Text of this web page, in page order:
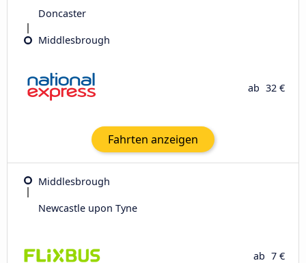
Doncaster
Middlesbrough
ab 32 €
Fahrten anzeigen
Middlesbrough
Newcastle upon Tyne
ab 7 €